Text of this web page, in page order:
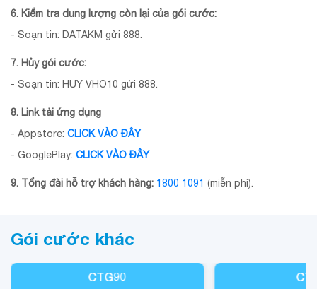
6. Kiểm tra dung lượng còn lại của gói cước:
- Soạn tin: DATAKM gửi 888.
7. Hủy gói cước:
- Soạn tin: HUY VHO10 gửi 888.
8. Link tải ứng dụng
- Appstore: CLICK VÀO ĐÂY
- GooglePlay: CLICK VÀO ĐÂY
9. Tổng đài hỗ trợ khách hàng: 1800 1091 (miễn phí).
Gói cước khác
CTG90